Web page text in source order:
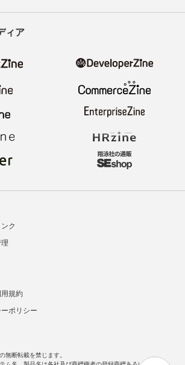
ィア
ク
規約
ポリシー
無断転載を禁じます。